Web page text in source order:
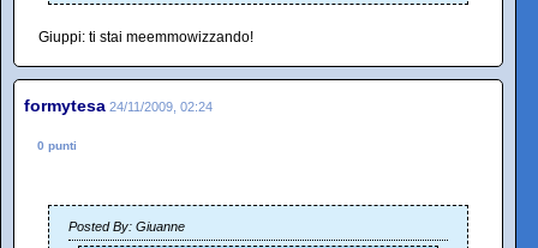
Giuppi: ti stai meemmowizzando!
formytesa 24/11/2009, 02:24
0 punti
Posted By: Giuanne